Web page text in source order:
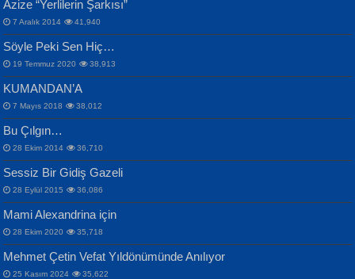
VAHDETTİN YİĞİTCAN
Samimiyet Nedir?...
İPEK ACAR SERT
Gazze’nin Şecaati, Ümmetin İmtihanı...
Bülent Sağlam
Mescid-i Aksâ Üstüne Ay!...
Selahattin Yıldız
İdrakimle Üşürken...
Otuz Beş Yaş Şiiri...
ERDEM BAYAZIT
Sana, Bana, Vatanıma, Ülkemin
İnsanlarına Dair...
Azize “Yerlilerin Şarkısı”
7 Aralık 2014 41,940
Söyle Peki Sen Hiç…
19 Temmuz 2020 38,913
KUMANDAN’A
7 Mayıs 2018 38,012
Bu Çılgın…
28 Ekim 2014 36,710
Sessiz Bir Gidiş Gazeli
28 Eylül 2015 36,086
Mami Alexandrina için
28 Ekim 2020 35,718
Mehmet Çetin Vefat Yıldönümünde Anılıyor
25 Kasım 2024 35,622